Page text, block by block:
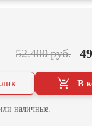
52.400 руб.
В
наличные.